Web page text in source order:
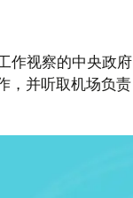
作视察的中央政府
，并听取机场负责